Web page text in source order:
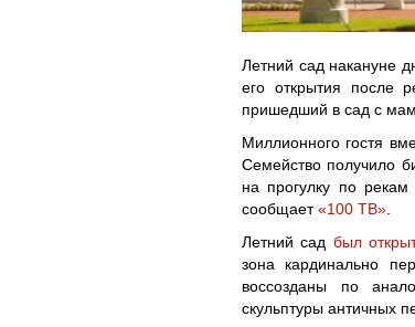
Летний сад накануне
его открытия после
пришедший в сад с
Миллионного гостя
Семейство получило
на прогулку по
сообщает«100 ТВ»
Летний сад был
зона кардинально
воссозданы по
скульптуры античных